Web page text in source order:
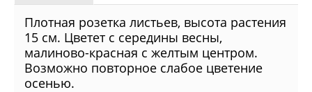
Плотная розетка листьев, высота растения
15 см. Цветет с середины весны,
малиново-красная с желтым центром.
Возможно повторное слабое цветение
осенью.